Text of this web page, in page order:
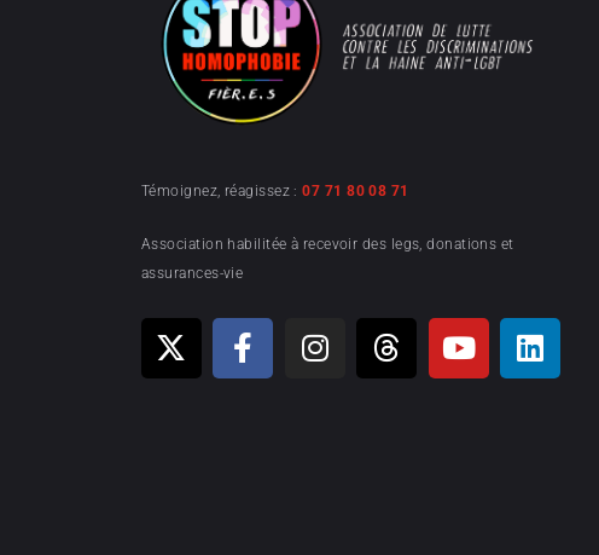
Témoignez, réagissez :07 71 80 08 71
Association habilitée à recevoir des legs, donations et
assurances-vie